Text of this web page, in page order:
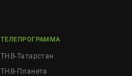
ТЕЛЕПРОГРАММА
ТНВ-Татарстан
ТНВ-Планета